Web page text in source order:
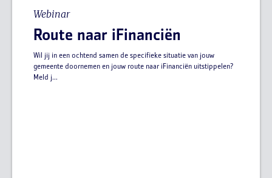
Webinar
Route naar iFinanciën
Wil jij in een ochtend samen de specifieke situatie van jouw
gemeente doornemen en jouw route naar iFinanciën uitstippelen?
Meld j...